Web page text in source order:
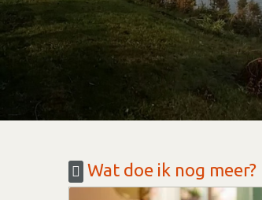
Wat doe ik nog meer?